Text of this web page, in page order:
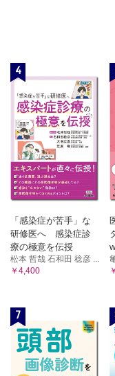
骨外性骨肉腫
1．神経鞘腫 小
2．神経線維腫
3．顆粒細胞腫
B 悪性腫瘍
悪性末梢神経鞘
洋
10 分化不明の腫
A 良性腫瘍
1．筋肉内粘液腫
2．リン酸塩尿性
3．血管周囲類上
克洋
B 悪性腫瘍
1．滑膜肉腫 元
4．明細胞肉腫
5．骨外性粘液型
6．未分化肉腫
7．NTRK遺伝子
保，三輪真嗣
4
「感染症が苦手」な
研修医へ 感染症診
療の極意を伝授
松本 哲哉 石和田 稔彦 ...
￥4,400
7